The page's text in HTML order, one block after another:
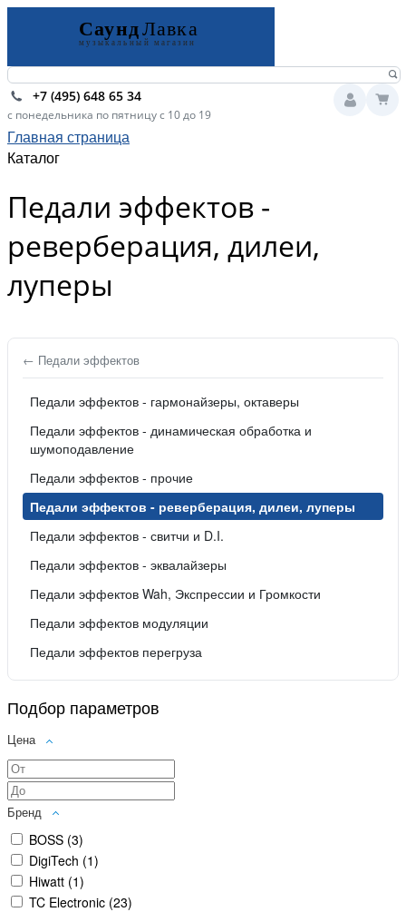
+7 (495) 648 65 34
с понедельника по пятницу с 10 до 19
Главная страница
Каталог
Педали эффектов -
реверберация, дилеи,
луперы
← Педали эффектов
Педали эффектов - гармонайзеры, октаверы
Педали эффектов - динамическая обработка и
шумоподавление
Педали эффектов - прочие
Педали эффектов - реверберация, дилеи, луперы
Педали эффектов - свитчи и D.I.
Педали эффектов - эквалайзеры
Педали эффектов Wah, Экспрессии и Громкости
Педали эффектов модуляции
Педали эффектов перегруза
Подбор параметров
Цена
Бренд
BOSS (3)
DigiTech (1)
Hiwatt (1)
TC Electronic (23)